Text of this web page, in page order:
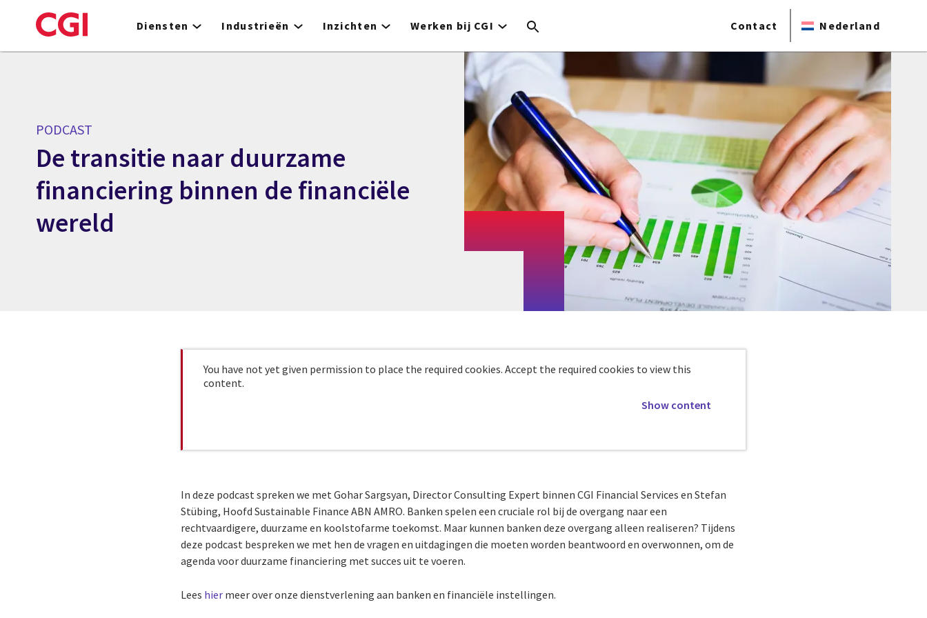
to
Diensten Industrieën Inzichten Werken bij CGI Contact Nederland
PODCAST
De transitie naar duurzame
financiering binnen de financiële
wereld
You have not yet given permission to place the required cookies. Accept the required cookies to view this
content.
Show content
In deze podcast spreken we met Gohar Sargsyan, Director Consulting Expert binnen CGI Financial Services en Stefan
Stübing, Hoofd Sustainable Finance ABN AMRO. Banken spelen een cruciale rol bij de overgang naar een
rechtvaardigere, duurzame en koolstofarme toekomst. Maar kunnen banken deze overgang alleen realiseren? Tijdens
deze podcast bespreken we met hen de vragen en uitdagingen die moeten worden beantwoord en overwonnen, om de
agenda voor duurzame financiering met succes uit te voeren.
Lees hier meer over onze dienstverlening aan banken en financiële instellingen.